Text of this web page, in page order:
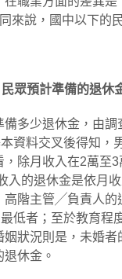
來說，國中以下的
眾預計準備的退休
少退休金，由調
資料交叉後得知，
除月收入在2萬至
入的退休金是依月
高階主管╱負責人
低者；至於教育程
狀況則是，未婚
休金。